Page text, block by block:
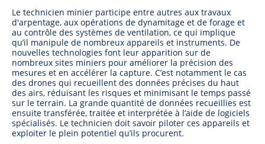
Le technicien minier participe entre autres aux travaux
d'arpentage, aux opérations de dynamitage et de forage et
au contrôle des systèmes de ventilation, ce qui implique
qu’il manipule de nombreux appareils et instruments. De
nouvelles technologies font leur apparition sur de
nombreux sites miniers pour améliorer la précision des
mesures et en accélérer la capture. C’est notamment le cas
des drones qui recueillent des données précises du haut
des airs, réduisant les risques et minimisant le temps passé
sur le terrain. La grande quantité de données recueillies est
ensuite transférée, traitée et interprétée à l’aide de logiciels
spécialisés. Le technicien doit savoir piloter ces appareils et
exploiter le plein potentiel qu’ils procurent.